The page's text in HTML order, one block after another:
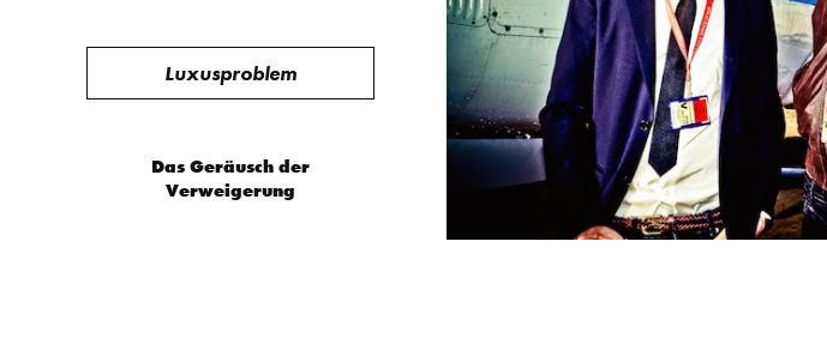
Luxusproblem
Das Geräusch der
Verweigerung